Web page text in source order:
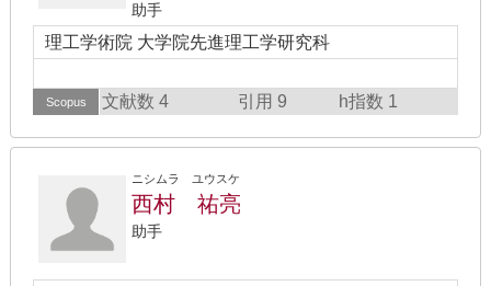
助手
理工学術院 大学院先進理工学研究科
Scopus 文献数 4 引用 9 h指数 1
ニシムラ ユウスケ
西村 祐亮
助手